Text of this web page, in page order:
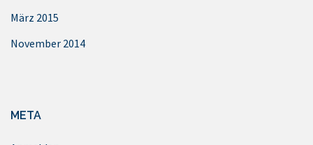
März 2015
November 2014
META